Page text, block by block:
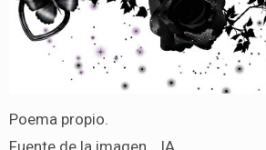
Poema propio.